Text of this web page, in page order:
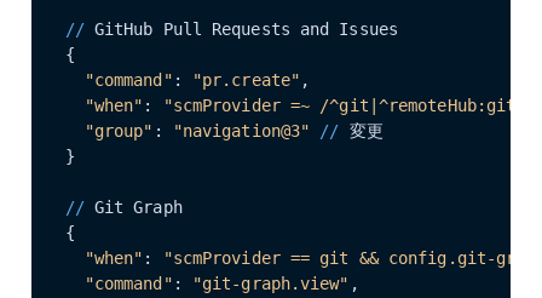
// GitHub Pull Requests and Issues
{
"command" : "pr.create" ,
"when" :
"scmProvider =~ /
"group" : "navigation@3" // 変更
}
// Git Graph
{
"when" :
"scmProvider == git && config.git-
"command" : "git-graph.view" ,